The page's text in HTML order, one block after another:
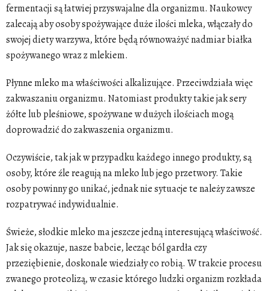
fermentacji są łatwiej przyswajalne dla organizmu. Naukowcy
zalecają aby osoby spożywające duże ilości mleka, włączały do
swojej diety warzywa, które będą równoważyć nadmiar białka
spożywanego wraz z mlekiem.
Płynne mleko ma właściwości alkalizujące. Przeciwdziała więc
zakwaszaniu organizmu. Natomiast produkty takie jak sery
żółte lub pleśniowe, spożywane w dużych ilościach mogą
doprowadzić do zakwaszenia organizmu.
Oczywiście, tak jak w przypadku każdego innego produkty, są
osoby, które źle reagują na mleko lub jego przetwory. Takie
osoby powinny go unikać, jednak nie sytuacje te należy zawsze
rozpatrywać indywidualnie.
Świeże, słodkie mleko ma jeszcze jedną interesującą właściwość.
Jak się okazuje, nasze babcie, lecząc ból gardła czy
przeziębienie, doskonale wiedziały co robią. W trakcie procesu
zwanego proteolizą, w czasie którego ludzki organizm rozkłada